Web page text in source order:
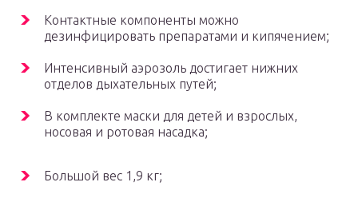
Контактные компоненты можно
дезинфицировать препаратами и кипячением;
Интенсивный аэрозоль достигает нижних
отделов дыхательных путей;
В комплекте маски для детей и взрослых,
носовая и ротовая насадка;
Большой вес 1,9 кг;